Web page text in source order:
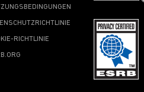
RICHTLINIE